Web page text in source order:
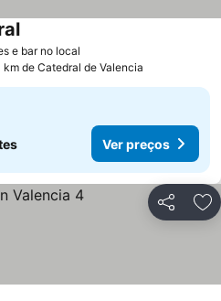
e bar no local
km de Catedral de Valencia
Ver preços
Partilhar